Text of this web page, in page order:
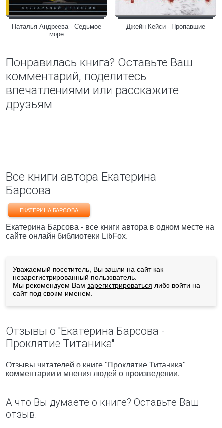
Наталья Андреева - Седьмое
море
Джейн Кейси - Пропавшие
Понравилась книга? Оставьте Ваш
комментарий, поделитесь
впечатлениями или расскажите
друзьям
Все книги автора Екатерина
Барсова
ЕКАТЕРИНА БАРСОВА
Екатерина Барсова - все книги автора в одном месте на
сайте онлайн библиотеки LibFox.
Уважаемый посетитель, Вы зашли на сайт как
незарегистрированный пользователь.
Мы рекомендуем Вам зарегистрироваться либо войти на
сайт под своим именем.
Отзывы о "Екатерина Барсова -
Проклятие Титаника"
Отзывы читателей о книге "Проклятие Титаника",
комментарии и мнения людей о произведении.
А что Вы думаете о книге? Оставьте Ваш
отзыв.